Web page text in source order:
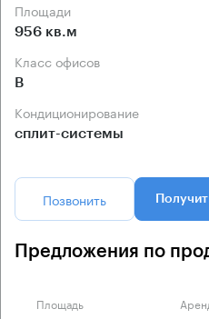
Площади
956 кв.м
Класс офисов
B
Кондиционирование
сплит-системы
Позвонить
Предложения по
Площадь